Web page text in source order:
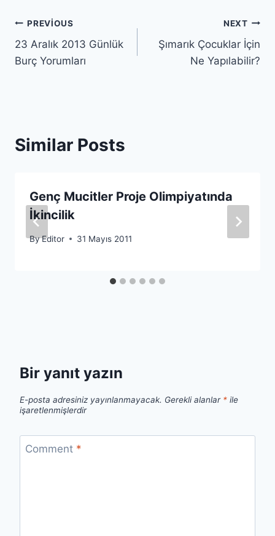
Yazı
gezinmesi
PREVIOUS
23 Aralık 2013 Günlük
Burç Yorumları
NEXT
Şımarık Çocuklar İçin
Ne Yapılabilir?
Similar Posts
Genç Mucitler Proje Olimpiyatında
İkincilik
ByEditor 31 Mayıs 2011
Bir yanıt yazın
E-posta adresiniz yayınlanmayacak. Gerekli alanlar * ile
işaretlenmişlerdir
Comment *